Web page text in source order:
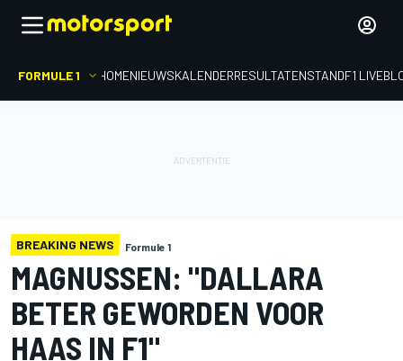
FORMULE 1 HOMENIEUWSKALENDERRESULTATENSTANDF1
BREAKING NEWS Formule 1
MAGNUSSEN: "DALLARA
BETER GEWORDEN VOOR
HAAS IN F1"